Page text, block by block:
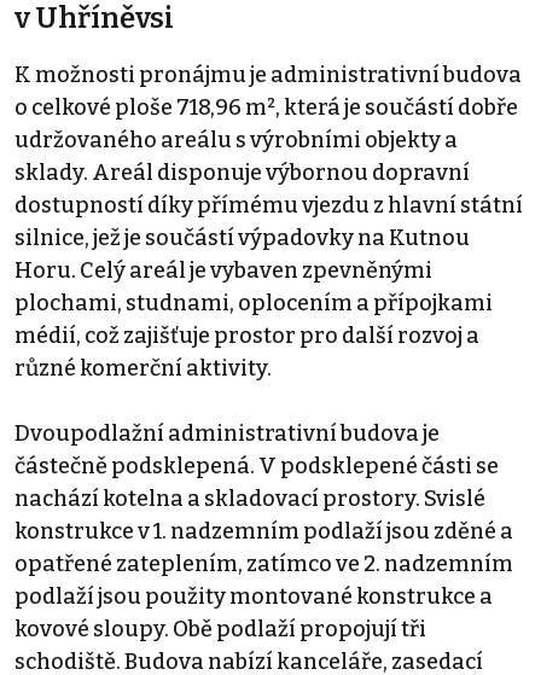
v Uhříněvsi
K možnosti pronájmu je administrativní budova
o celkové ploše 718,96 m², která je součástí dobře
udržovaného areálu s výrobními objekty a
sklady. Areál disponuje výbornou dopravní
dostupností díky přímému vjezdu z hlavní státní
silnice, jež je součástí výpadovky na Kutnou
Horu. Celý areál je vybaven zpevněnými
plochami, studnami, oplocením a přípojkami
médií, což zajišťuje prostor pro další rozvoj a
různé komerční aktivity.
Dvoupodlažní administrativní budova je
částečně podsklepená. V podsklepené části se
nachází kotelna a skladovací prostory. Svislé
konstrukce v 1. nadzemním podlaží jsou zděné a
opatřené zateplením, zatímco ve 2. nadzemním
podlaží jsou použity montované konstrukce a
kovové sloupy. Obě podlaží propojují tři
schodiště. Budova nabízí kanceláře, zasedací